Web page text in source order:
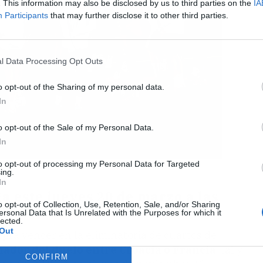
This information may also be disclosed by us to third parties on the
Participants that may further disclose it to other third parties.
Data Processing Opt Outs
opt-out of the Sharing of my personal data.
opt-out of the Sale of my Personal Data.
opt-out of processing my Personal Data for Targeted
opt-out of Collection, Use, Retention, Sale, and/or Sharing
Data that Is Unrelated with the Purposes for which it
CONFIRM
este jueves 20 de marzo a las
vencer en la eliminatoria de cuartos de
del duelo entre Croacia o Francia, tal y